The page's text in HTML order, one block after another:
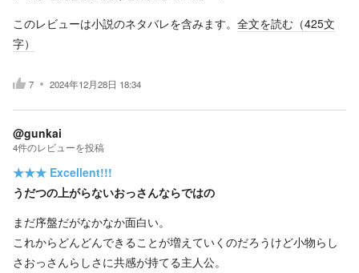
このレビューは小説のネタバレを含みます。 全文を読む（425文
字）
7 2024年12月28日 18:34
@gunkai
4件のレビューを投稿
★★★ Excellent!!!
うだつの上がらないおっさんならではの
まだ序盤だがなかなか面白い。
これからどんどんできることが増えていくのだろうけど小物らし
さおっさんらしさに共感が持てる主人公。